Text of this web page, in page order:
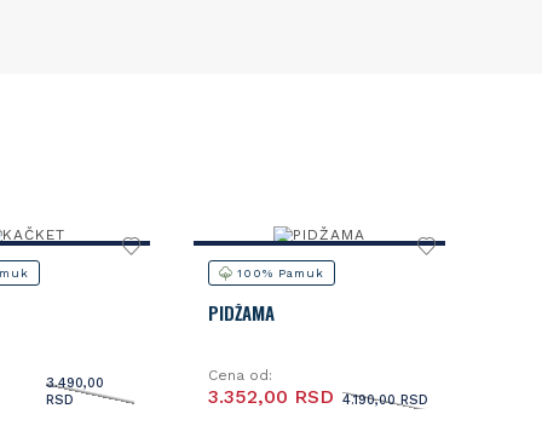
3.490,00
RSD
100% Pamuk
PIDŽAMA
Cena od:
4.190,00 RSD
3.352,00 RSD